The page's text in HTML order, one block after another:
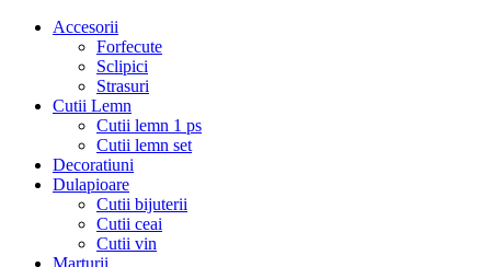
Accesorii
Forfecute
Sclipici
Strasuri
Cutii Lemn
Cutii lemn 1 ps
Cutii lemn set
Decoratiuni
Dulapioare
Cutii bijuterii
Cutii ceai
Cutii vin
Marturii